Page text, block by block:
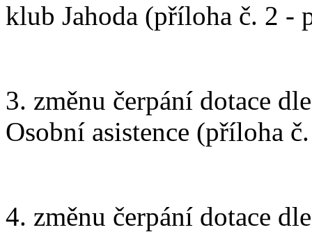
klub Jahoda (příloha č. 2 -
3. změnu čerpání dotace
Osobní asistence (příloha
4. změnu čerpání dotace